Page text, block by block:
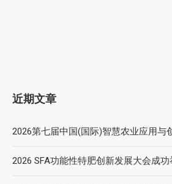
近期文章
2026第七届中国(国际)智慧农业应用与
2026 SFA功能性特肥创新发展大会成功